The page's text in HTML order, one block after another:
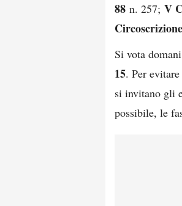
88 n. 257; V
Circoscrizione
Si vota
15. Per
si invitano gli
possibile, le